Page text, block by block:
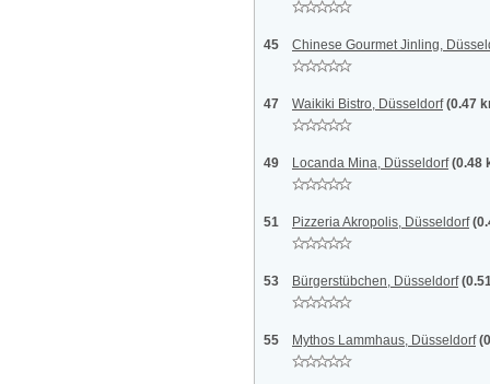
45 Chinese Gourmet Jinling,
47 Waikiki Bistro, Düsseldorf (0.47
49 Locanda Mina, Düsseldorf (0.48
51 Pizzeria Akropolis, Düsseldorf
53 Bürgerstübchen, Düsseldorf
55 Mythos Lammhaus, Düsseldorf